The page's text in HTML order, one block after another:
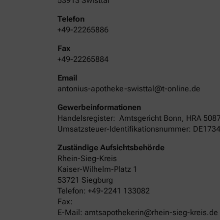
Telefon
+49-22265886
Fax
+49-22265884
Email
antonius-apotheke-swisttal@t-online.de
Gewerbeinformationen
Handelsregister: Amtsgericht Bonn, HRA 5087
Umsatzsteuer-Identifikationsnummer:
Zuständige Aufsichtsbehörde
Rhein-Sieg-Kreis
Kaiser-Wilhelm-Platz 1
53721 Siegburg
Telefon: +49-2241 133082
Fax:
E-Mail: amtsapothekerin@rhein-sieg-kreis.de